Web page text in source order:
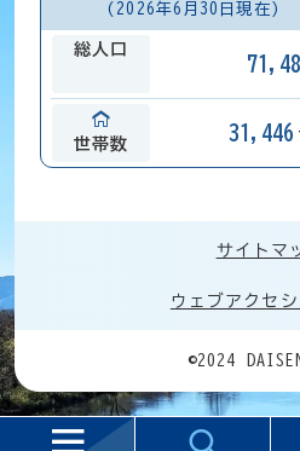
(2026年6月30日現在)
総人口
世帯数
31,446
サイトマ
ウェブアクセシ
©2024